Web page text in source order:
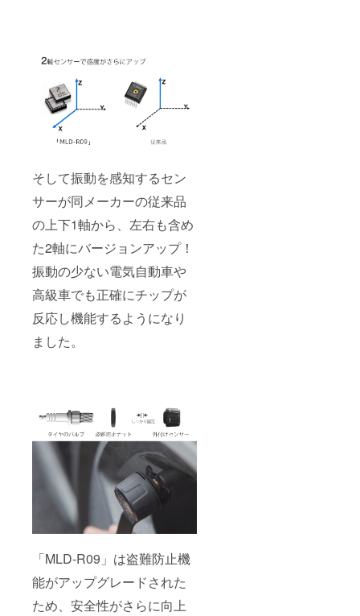
そして振動を感知するセン
サーが同メーカーの従来品
の上下1軸から、左右も含め
た2軸にバージョンアップ！
振動の少ない電気自動車や
高級車でも正確にチップが
反応し機能するようになり
ました。
「MLD-R09」は盗難防止機
能がアップグレードされた
ため、安全性がさらに向上